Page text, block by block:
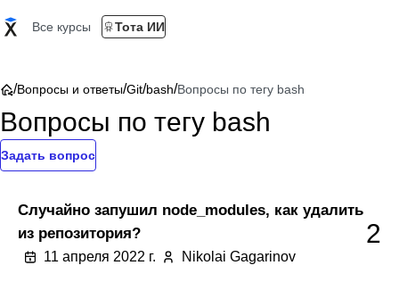
Все курсы Тота ИИ
/Вопросы и ответы/Git/bash/Вопросы по тегу bash
Вопросы по тегу bash
Задать вопрос
Случайно запушил node_modules, как удалить
из репозитория?
11 апреля 2022 г. Nikolai Gagarinov
2